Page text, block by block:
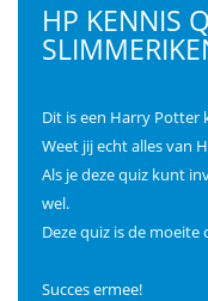
HP KENNIS
Dit is een Harry Potter
Weet jij echt alles van
Als je deze quiz kunt
wel.
Deze quiz is de
Succes ermee!